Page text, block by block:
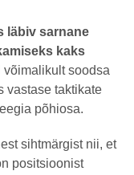
läbiv sarnane
kaks
võimalikult soodsa
vastase taktikate
põhiosa.
sihtmärgist nii, et
positsioonist